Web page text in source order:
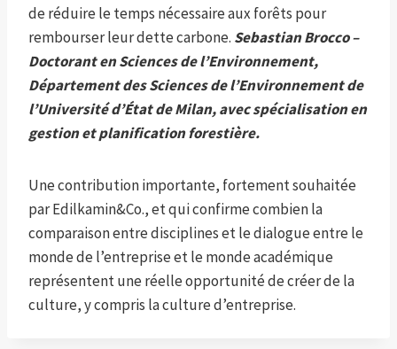
de réduire le temps nécessaire aux forêts pour
rembourser leur dette carbone. Sebastian Brocco –
Doctorant en Sciences de l’Environnement,
Département des Sciences de l’Environnement de
l’Université d’État de Milan, avec spécialisation en
gestion et planification forestière.
Une contribution importante, fortement souhaitée
par Edilkamin&Co., et qui confirme combien la
comparaison entre disciplines et le dialogue entre le
monde de l’entreprise et le monde académique
représentent une réelle opportunité de créer de la
culture, y compris la culture d’entreprise.